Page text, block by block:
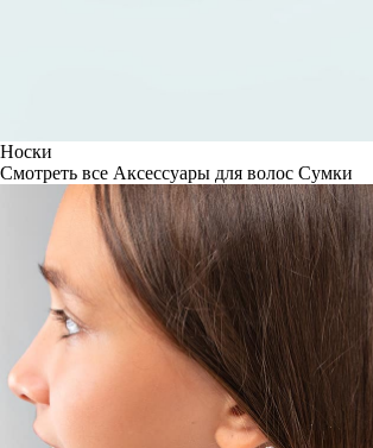
Носки
Смотреть все Аксессуары для волос Сумки